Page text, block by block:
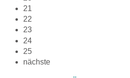
21
22
23
24
25
nächste